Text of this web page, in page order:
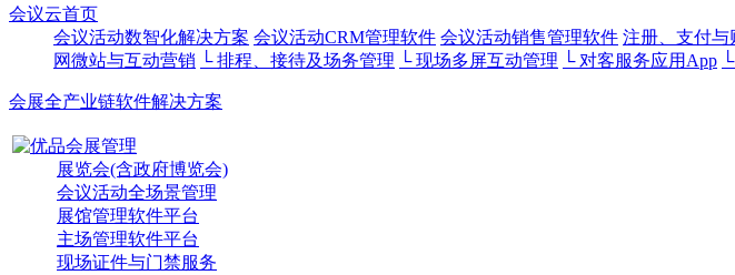
会议云首页
会议活动数智化解决方案 会议活动CRM管理软件 会议活动销售管理软件 注册、支付与
网微站与互动营销 └ 排程、接待及场务管理 └ 现场多屏互动管理 └ 对客服务应用App
会展全产业链软件解决方案
展览会(含政府博览会)
会议活动全场景管理
展馆管理软件平台
主场管理软件平台
现场证件与门禁服务